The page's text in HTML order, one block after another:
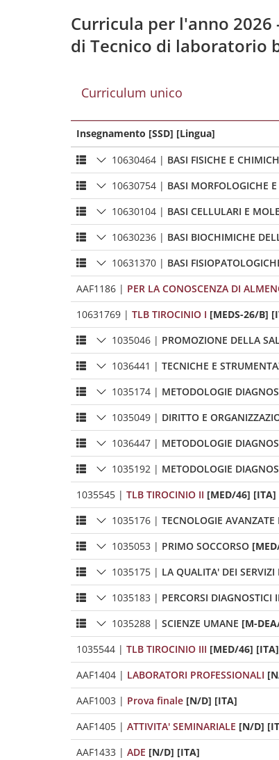
Curricula per l'anno
di Tecnico di laboratorio
Curriculum unico
Insegnamento [SSD] [Lingua]
10630464 | BASI FISICHE E
10630754 | BASI MORFOLOGICHE
10630104 | BASI CELLULARI E
10630236 | BASI BIOCHIMICHE
10631370 | BASI
AAF1186 | PER LA CONOSCENZA DI
10631769 | TLB TIROCINIO I [MEDS-26/B]
1035046 | PROMOZIONE DELLA
1036441 | TECNICHE E
1035174 | METODOLOGIE
1035049 | DIRITTO E
1036447 | METODOLOGIE
1035192 | METODOLOGIE
1035545 | TLB TIROCINIO II [MED/46] [ITA]
1035176 | TECNOLOGIE
1035053 | PRIMO SOCCORSO
1035175 | LA QUALITA' DEI SERVIZI
1035183 | PERCORSI DIAGNOSTICI
1035288 | SCIENZE UMANE [M-
1035544 | TLB TIROCINIO III [MED/46] [ITA]
AAF1404 | LABORATORI PROFESSIONALI
AAF1003 | Prova finale [N/D] [ITA]
AAF1405 | ATTIVITA' SEMINARIALE [N/D]
AAF1433 | ADE [N/D] [ITA]